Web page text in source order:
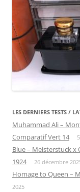
LES DERNIERS TESTS /
Muhammad Ali –
Comparatif Vert 14
Blue – Meisterstuck
1924
26 décembre
Homage to Queen –
2025